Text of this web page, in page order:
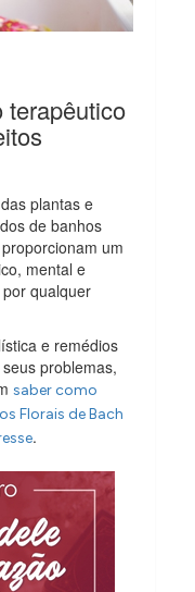
terapêutico
plantas e
de banhos
um
mental e
qualquer
e remédios
problemas,
saber como
Florais de Bach
.